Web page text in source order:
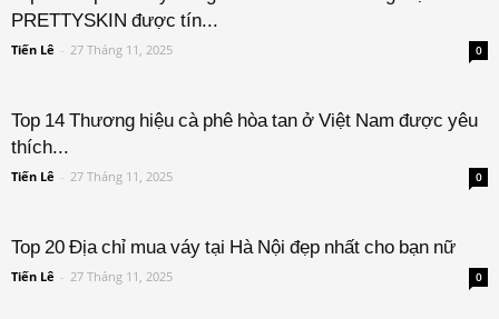
PRETTYSKIN được tín...
Tiến Lê - 27 Tháng 11, 2025 0
Top 14 Thương hiệu cà phê hòa tan ở Việt Nam được yêu
thích...
Tiến Lê - 27 Tháng 11, 2025 0
Top 20 Địa chỉ mua váy tại Hà Nội đẹp nhất cho bạn nữ
Tiến Lê - 27 Tháng 11, 2025 0